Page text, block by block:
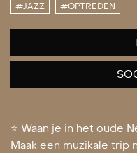
#JAZZ #OPTREDEN
⭐ Waan je in het oude
Maak een muzikale trip